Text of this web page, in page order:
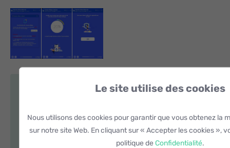
manières)
Comment déverrouiller iPhone lorsque code
Le site utilise des cookies
Nous utilisons des cookies pour garantir que vous obtenez la
sur notre site Web. En cliquant sur « Accepter les cookies »,
politique de Confidentialité.